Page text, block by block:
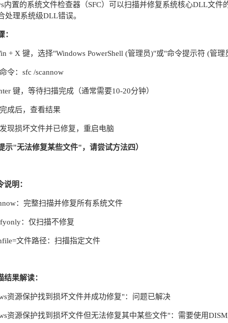
内置的系统文件检查器（SFC）可以扫描并修复系统核心DLL文件
处理系统级DLL错误。
：
+ X 键，选择"Windows PowerShell (管理员)"或"命令提示符 (管理
令：sfc /scannow
键，等待扫描完成（通常需要10-20分钟）
成后，查看结果
现损坏文件并已修复，重启电脑
示"无法修复某些文件"，请尝试方法四）
说明：
：完整扫描并修复所有系统文件
：仅扫描不修复
文件路径：扫描指定文件
结果解读：
资源保护找到损坏文件并成功修复"：问题已解决
资源保护找到损坏文件但无法修复其中某些文件"：需要使用